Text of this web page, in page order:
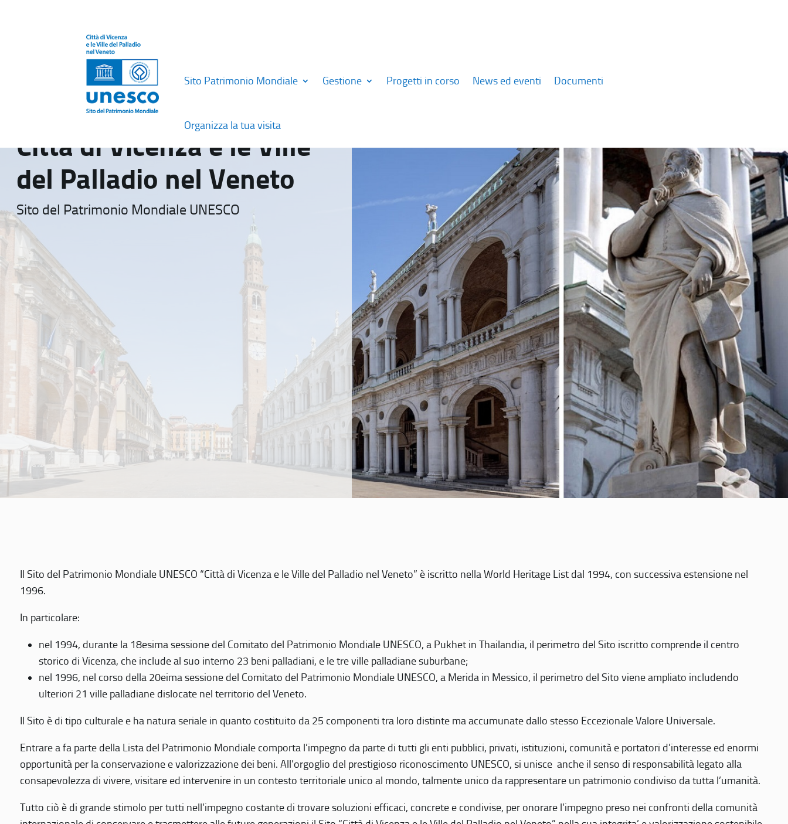
Sito Patrimonio Mondiale Gestione Progetti in corso News ed eventi Documenti
Organizza la tua visita
Città di Vicenza e le Ville
del Palladio nel Veneto
Sito del Patrimonio Mondiale UNESCO
Il Sito del Patrimonio Mondiale UNESCO “Città di Vicenza e le Ville del Palladio nel Veneto” è iscritto nella World Heritage List dal 1994, con successiva estensione nel
1996.
In particolare:
nel 1994, durante la 18esima sessione del Comitato del Patrimonio Mondiale UNESCO, a Pukhet in Thailandia, il perimetro del Sito iscritto comprende il centro
storico di Vicenza, che include al suo interno 23 beni palladiani, e le tre ville palladiane suburbane;
nel 1996, nel corso della 20eima sessione del Comitato del Patrimonio Mondiale UNESCO, a Merida in Messico, il perimetro del Sito viene ampliato includendo
ulteriori 21 ville palladiane dislocate nel territorio del Veneto.
Il Sito è di tipo culturale e ha natura seriale in quanto costituito da 25 componenti tra loro distinte ma accumunate dallo stesso Eccezionale Valore Universale.
Entrare a fa parte della Lista del Patrimonio Mondiale comporta l’impegno da parte di tutti gli enti pubblici, privati, istituzioni, comunità e portatori d’interesse ed enormi
opportunità per la conservazione e valorizzazione dei beni. All’orgoglio del prestigioso riconoscimento UNESCO, si unisce anche il senso di responsabilità legato alla
consapevolezza di vivere, visitare ed intervenire in un contesto territoriale unico al mondo, talmente unico da rappresentare un patrimonio condiviso da tutta l’umanità.
Tutto ciò è di grande stimolo per tutti nell’impegno costante di trovare soluzioni efficaci, concrete e condivise, per onorare l’impegno preso nei confronti della comunità